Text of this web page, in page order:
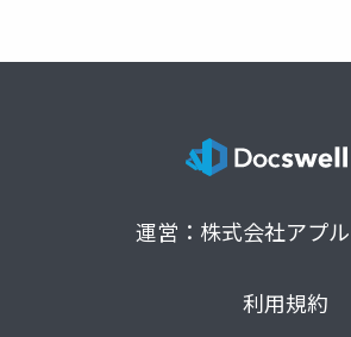
運営：株式会社アプ
利用規約